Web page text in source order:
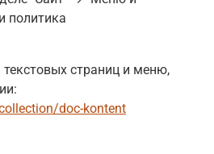
политика
страниц и меню,
doc-kontent